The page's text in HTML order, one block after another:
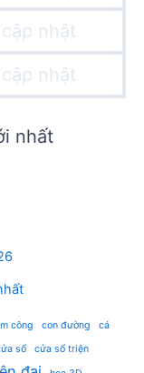
nhật
nhật
nhất
công con đường
cá
sổ cửa sổ triện